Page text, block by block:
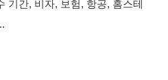
기간, 비자, 보험, 항공, 홈스테